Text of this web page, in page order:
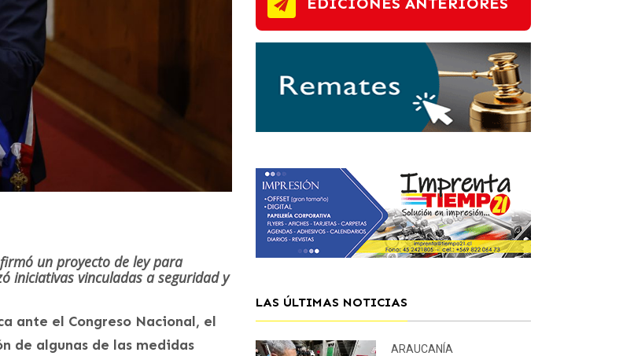
un proyecto de ley para
iniciativas vinculadas a seguridad y
ante el Congreso Nacional, el
de algunas de las medidas
LAS ÚLTIMAS NOTICIAS
ARAUCANÍA